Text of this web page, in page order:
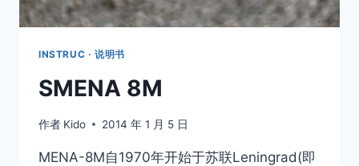
INSTRUC · 说明书
SMENA 8M
作者 Kido 2014 年 1 月 5 日
MENA-8M自1970年开始于苏联Leningrad(即